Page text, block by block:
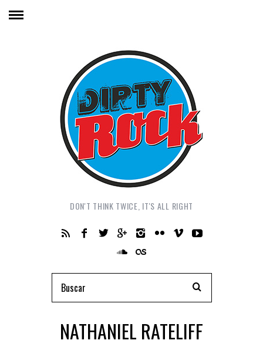
DON'T THINK TWICE, IT'S ALL RIGHT
NATHANIEL RATELIFF